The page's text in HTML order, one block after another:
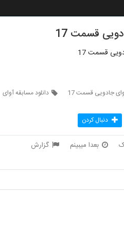
قسمت 17
قسمت 17
جادویی قسمت 17 دانلود مسابقه آوای
دنبال کردن
بعدا میبینم گزارش